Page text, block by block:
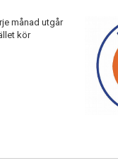
månad utgår
kör